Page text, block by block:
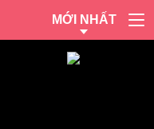
MỚI NHẤT